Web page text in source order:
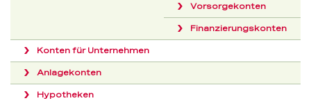
Vorsorgekonten
Finanzierungskonten
Konten für Unternehmen
Anlagekonten
Hypotheken